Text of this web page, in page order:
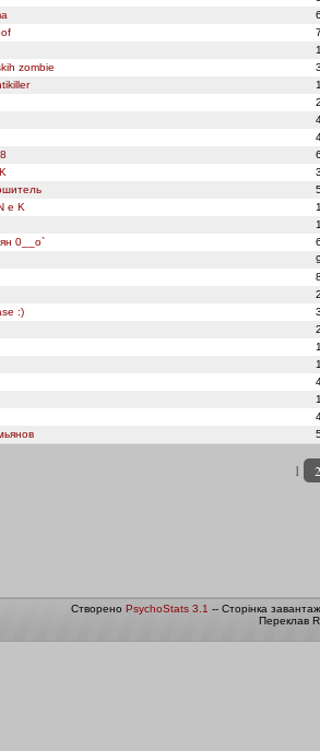
Створено PsychoStats 3.1 -- Сторінка
Переклав